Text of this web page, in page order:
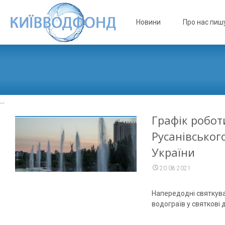
Новини Про нас
...
Графік
України
20.08.2021
Напередодні
водограїв у